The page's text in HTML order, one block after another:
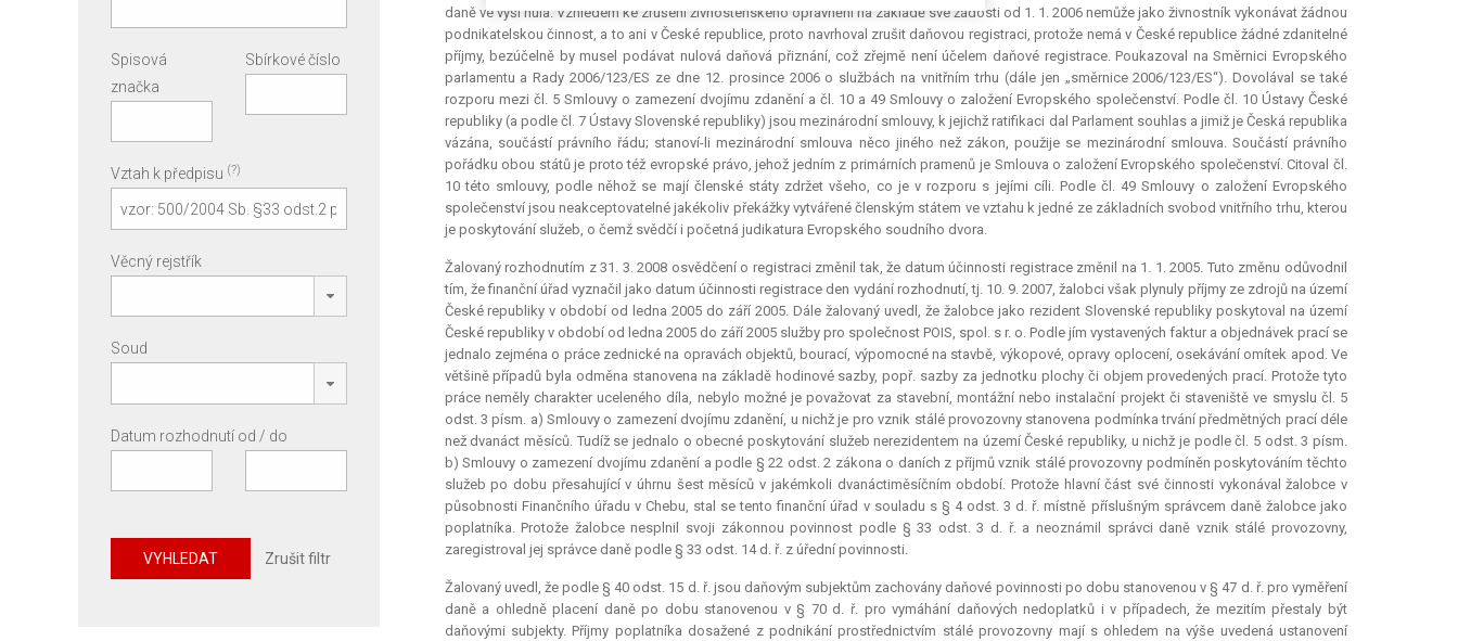
daně ve výši nula. Vzhledem ke zrušení živnostenského oprávnění na základě své žádosti od 1. 1. 2006 nemůže jako živnostník vykonávat žádnou
podnikatelskou činnost, a to ani v České republice, proto navrhoval zrušit daňovou registraci, protože nemá v České republice žádné zdanitelné
příjmy, bezúčelně by musel podávat nulová daňová přiznání, což zřejmě není účelem daňové registrace. Poukazoval na Směrnici Evropského
parlamentu a Rady 2006/123/ES ze dne 12. prosince 2006 o službách na vnitřním trhu (dále jen „směrnice 2006/123/ES“). Dovolával se také
rozporu mezi čl. 5 Smlouvy o zamezení dvojímu zdanění a čl. 10 a 49 Smlouvy o založení Evropského společenství. Podle čl. 10 Ústavy České
republiky (a podle čl. 7 Ústavy Slovenské republiky) jsou mezinárodní smlouvy, k jejichž ratifikaci dal Parlament souhlas a jimiž je Česká republika
vázána, součástí právního řádu; stanoví-li mezinárodní smlouva něco jiného než zákon, použije se mezinárodní smlouva. Součástí právního
pořádku obou států je proto též evropské právo, jehož jedním z primárních pramenů je Smlouva o založení Evropského společenství. Citoval čl.
10 této smlouvy, podle něhož se mají členské státy zdržet všeho, co je v rozporu s jejími cíli. Podle čl. 49 Smlouvy o založení Evropského
společenství jsou neakceptovatelné jakékoliv překážky vytvářené členským státem ve vztahu k jedné ze základních svobod vnitřního trhu, kterou
je poskytování služeb, o čemž svědčí i početná judikatura Evropského soudního dvora.
Žalovaný rozhodnutím z 31. 3. 2008 osvědčení o registraci změnil tak, že datum účinnosti registrace změnil na 1. 1. 2005. Tuto změnu odůvodnil
tím, že finanční úřad vyznačil jako datum účinnosti registrace den vydání rozhodnutí, tj. 10. 9. 2007, žalobci však plynuly příjmy ze zdrojů na území
České republiky v období od ledna 2005 do září 2005. Dále žalovaný uvedl, že žalobce jako rezident Slovenské republiky poskytoval na území
České republiky v období od ledna 2005 do září 2005 služby pro společnost POIS, spol. s r. o. Podle jím vystavených faktur a objednávek prací se
jednalo zejména o práce zednické na opravách objektů, bourací, výpomocné na stavbě, výkopové, opravy oplocení, osekávání omítek apod. Ve
většině případů byla odměna stanovena na základě hodinové sazby, popř. sazby za jednotku plochy či objem provedených prací. Protože tyto
práce neměly charakter uceleného díla, nebylo možné je považovat za stavební, montážní nebo instalační projekt či staveniště ve smyslu čl. 5
odst. 3 písm. a) Smlouvy o zamezení dvojímu zdanění, u nichž je pro vznik stálé provozovny stanovena podmínka trvání předmětných prací déle
než dvanáct měsíců. Tudíž se jednalo o obecné poskytování služeb nerezidentem na území České republiky, u nichž je podle čl. 5 odst. 3 písm.
b) Smlouvy o zamezení dvojímu zdanění a podle § 22 odst. 2 zákona o daních z příjmů vznik stálé provozovny podmíněn poskytováním těchto
služeb po dobu přesahující v úhrnu šest měsíců v jakémkoli dvanáctiměsíčním období. Protože hlavní část své činnosti vykonával žalobce v
působnosti Finančního úřadu v Chebu, stal se tento finanční úřad v souladu s § 4 odst. 3 d. ř. místně příslušným správcem daně žalobce jako
poplatníka. Protože žalobce nesplnil svoji zákonnou povinnost podle § 33 odst. 3 d. ř. a neoznámil správci daně vznik stálé provozovny,
zaregistroval jej správce daně podle § 33 odst. 14 d. ř. z úřední povinnosti.
Žalovaný uvedl, že podle § 40 odst. 15 d. ř. jsou daňovým subjektům zachovány daňové povinnosti po dobu stanovenou v § 47 d. ř. pro vyměření
daně a ohledně placení daně po dobu stanovenou v § 70 d. ř. pro vymáhání daňových nedoplatků i v případech, že mezitím přestaly být
daňovými subjekty. Příjmy poplatníka dosažené z podnikání prostřednictvím stálé provozovny mají s ohledem na výše uvedená ustanovení
Spisová
značka
Sbírkové číslo
Vztah k předpisu (?)
Věcný rejstřík
Soud
Datum rozhodnutí od / do
VYHLEDAT Zrušit filtr